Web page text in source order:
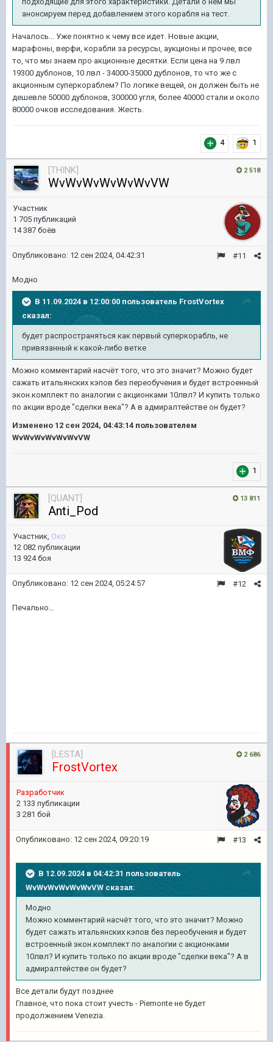
анонсируем перед добавлением этого корабля на тест.
Началось... Уже понятно к чему все идет. Новые акции,
марафоны, верфи, корабли за ресурсы, аукционы и прочее, все
то, что мы знаем про акционные десятки. Если цена на 9 лвл
19300 дублонов, 10 лвл - 34000-35000 дублонов, то что же с
акционным суперкораблем? По логике вещей, он должен быть не
дешевле 50000 дублонов, 300000 угля, более 40000 стали и около
80000 очков исследования. Жесть.
4 1
2 518
[THINK]
WvWvWvWvWvWvVW
Участник
1 705 публикаций
14 387 боёв
#11
Опубликовано: 12 сен 2024, 04:42:31
Модно
В 11.09.2024 в 12:00:00 пользователь FrostVortex
сказал:
будет распространяться как первый суперкорабль, не
привязанный к какой-либо ветке
Можно комментарий насчёт того, что это значит? Можно будет
сажать итальянских кэпов без переобучения и будет встроенный
экон.комплект по аналогии с акционками 10лвл? И купить только
по акции вроде "сделки века"? А в адмиралтействе он будет?
Изменено 12 сен 2024, 04:43:14 пользователем
WvWvWvWvWvWvVW
1
13 811
[QUANT]
Anti_Pod
Участник, Око
12 082 публикации
13 924 боя
#12
Опубликовано: 12 сен 2024, 05:24:57
Печально…
2 686
[LESTA]
FrostVortex
Разработчик
2 133 публикации
3 281 бой
#13
Опубликовано: 12 сен 2024, 09:20:19
В 12.09.2024 в 04:42:31 пользователь
WvWvWvWvWvWvVW сказал:
Модно
Можно комментарий насчёт того, что это значит? Можно
будет сажать итальянских кэпов без переобучения и будет
встроенный экон.комплект по аналогии с акционками
10лвл? И купить только по акции вроде "сделки века"? А в
адмиралтействе он будет?
Все детали будут позднее
Главное, что пока стоит учесть - Piemonte не будет
продолжением Venezia.